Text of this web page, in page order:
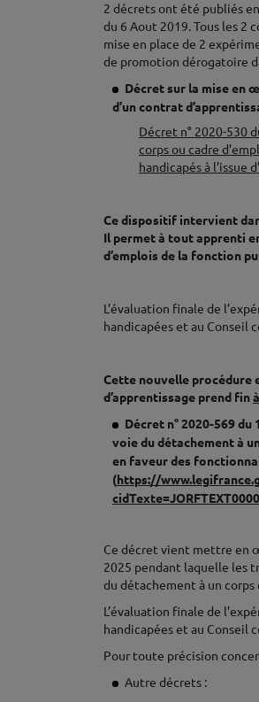
2 décrets ont été publiés
du 6 Aout 2019. Tous les 2
mise en place de 2
de promotion dérogatoire
Décret sur la mise en
d’un contrat
Décret n° 2020-530
corps ou cadre
handicapés à l’issue
Ce dispositif intervient
Il permet à tout apprenti
d’emplois de la fonction
L’évaluation finale de
handicapées et au Conseil
Cette nouvelle procédure
d’apprentissage prend fin
Décret n° 2020-569
voie du détachement à
en faveur des
(https://
Ce décret vient mettre en
2025 pendant laquelle les
du détachement à un corps
L’évaluation finale de
handicapées et au Conseil
Pour toute précision
Autre décrets :